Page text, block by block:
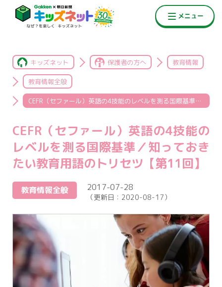
キッズネット 保護者の方へ 教育情報
教育情報全般
CEFR（セファール）英語の4技能のレベルを測る国際基準／知っておきたい教育用語のトリセツ【第11回】
CEFR（セファール）英語の4技能の
レベルを測る国際基準／知っておき
たい教育用語のトリセツ【第11回】
教育情報全般 2017-07-28
（更新日： 2020-08-17）